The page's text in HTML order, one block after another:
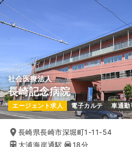
日祝休み
第二新卒可
気になる
日勤のみ（パート）
給与 時給1,150〜1,500円
時間 8:30～12:00
日祝休み
ブランク可 第二新卒可
社会医療法人
長崎記念病院
エージェント求人 電子カルテ 車通勤
長崎県長崎市深堀町1-11-54
大浦海岸通駅
18分